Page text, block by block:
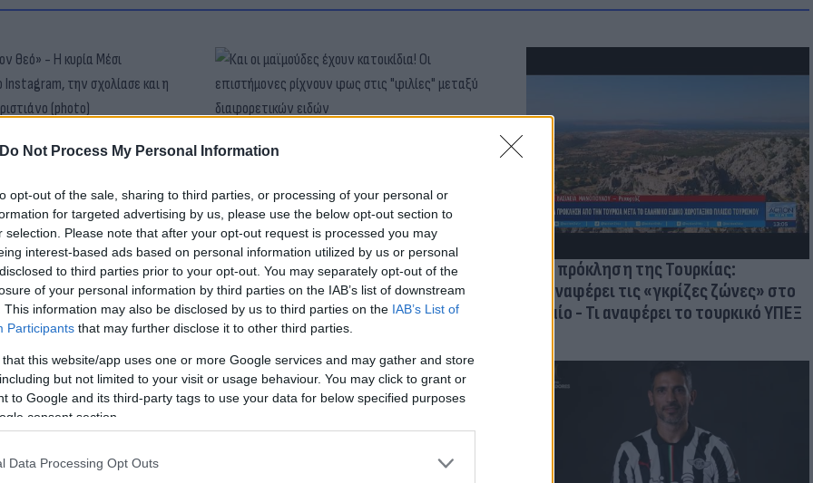
Do Not Process My Personal Information
opt-out of the sale, sharing to third parties, or processing of your personal or
for targeted advertising by us, please use the below opt-out section to
selection. Please note that after your opt-out request is processed you may
interest-based ads based on personal information utilized by us or personal
to third parties prior to your opt-out. You may separately opt-out of the
of your personal information by third parties on the IAB’s list of downstream
This information may also be disclosed by us to third parties on the IAB’s List of
Participants that may further disclose it to other third parties.
that this website/app uses one or more Google services and may gather and store
but not limited to your visit or usage behaviour. You may click to grant or
to Google and its third-party tags to use your data for below specified purposes
consent section.
Data Processing Opt Outs
στο Instagram, την
επιστήμονες ρίχνουν φως στις
Νέα πρόκληση της Τουρκίας:
Επαναφέρει τις «γκρίζες ζώνες» στο
Αιγαίο - Τι αναφέρει το τουρκικό ΥΠΕΞ
3,5 φορές
κάκωσης